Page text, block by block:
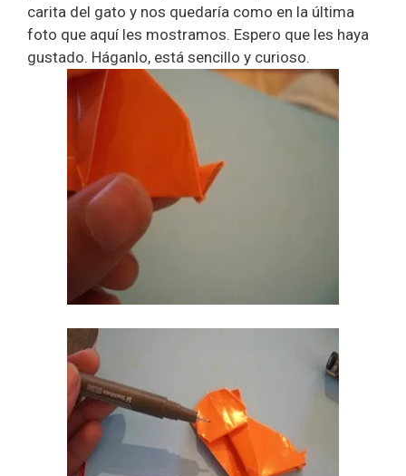
carita del gato y nos quedaría como en la última
foto que aquí les mostramos. Espero que les haya
gustado. Háganlo, está sencillo y curioso.